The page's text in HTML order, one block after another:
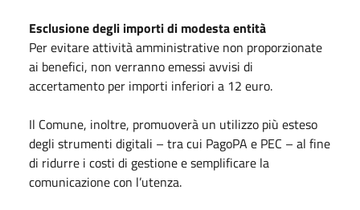
Esclusione degli importi di modesta entità
Per evitare attività amministrative non proporzionate
ai benefici, non verranno emessi avvisi di
accertamento per importi inferiori a 12 euro.
Il Comune, inoltre, promuoverà un utilizzo più esteso
degli strumenti digitali – tra cui PagoPA e PEC – al fine
di ridurre i costi di gestione e semplificare la
comunicazione con l’utenza.